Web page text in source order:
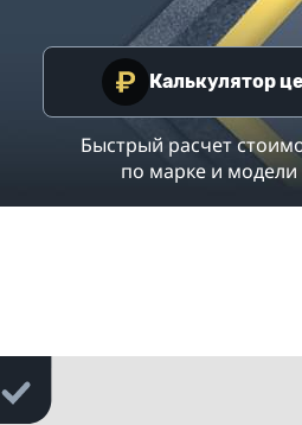
Калькулятор
Быстрый расчет
по марке и модели